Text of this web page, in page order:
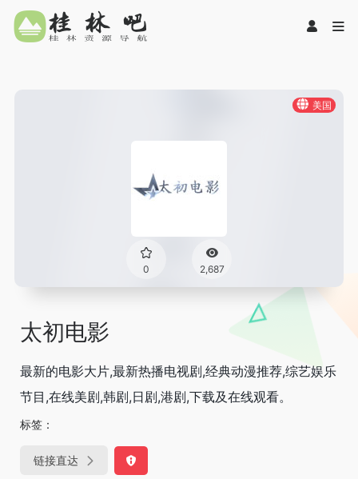
美国
0 2,687
太初电影
最新的电影大片,最新热播电视剧,经典动漫推荐,综艺娱乐
节目,在线美剧,韩剧,日剧,港剧,下载及在线观看。
标签：
链接直达